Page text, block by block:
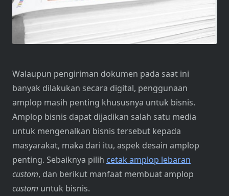
Walaupun pengiriman dokumen pada saat ini
banyak dilakukan secara digital, penggunaan
amplop masih penting khususnya untuk bisnis.
Amplop bisnis dapat dijadikan salah satu media
untuk mengenalkan bisnis tersebut kepada
masyarakat, maka dari itu, aspek desain amplop
penting. Sebaiknya pilih cetak amplop lebaran
custom, dan berikut manfaat membuat amplop
custom untuk bisnis.